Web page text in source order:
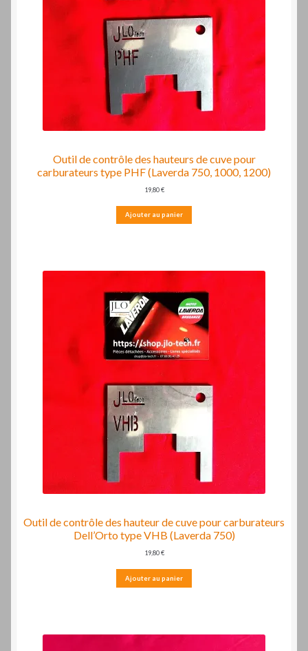
Outil de contrôle des hauteurs de cuve pour
carburateurs type PHF (Laverda 750, 1000, 1200)
19,80€
Ajouter au panier
Outil de contrôle des hauteur de cuve pour carburateurs
Dell’Orto type VHB (Laverda 750)
19,80€
Ajouter au panier